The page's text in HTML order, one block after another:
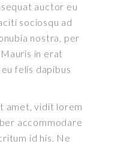
auctor eu
sociosqu ad
nostra, per
in erat
felis dapibus
amet, vidit lorem
accommodare
id his. Ne